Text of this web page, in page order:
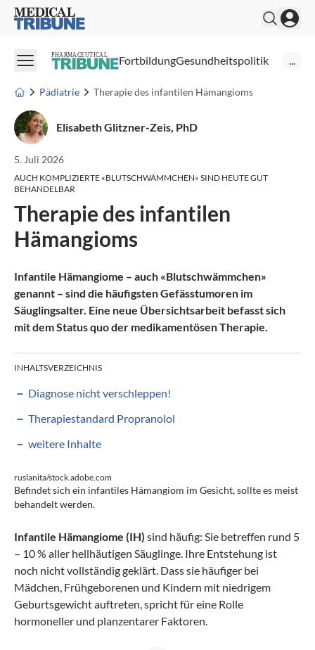
Medical Tribune
PHARMACEUTICAL FortbildungGesundheitspolitik ...
Pädiatrie Therapie des infantilen Hämangioms
Elisabeth Glitzner-Zeis, PhD
5. Juli 2026
AUCH KOMPLIZIERTE «BLUTSCHWÄMMCHEN» SIND HEUTE GUT
BEHANDELBAR
Therapie des infantilen
Hämangioms
Infantile Hämangiome – auch «Blutschwämmchen»
genannt – sind die häufigsten Gefässtumoren im
Säuglingsalter. Eine neue Übersichtsarbeit befasst sich
mit dem Status quo der medikamentösen Therapie.
INHALTSVERZEICHNIS
Diagnose nicht verschleppen!
Therapiestandard Propranolol
weitere Inhalte
ruslanita/stock.adobe.com
Befindet sich ein infantiles Hämangiom im Gesicht, sollte es meist
behandelt werden.
Infantile Hämangiome (IH) sind häufig: Sie betreffen rund 5
– 10 % aller hellhäutigen Säuglinge. Ihre Entstehung ist
noch nicht vollständig geklärt. Dass sie häufiger bei
Mädchen, Frühgeborenen und Kindern mit niedrigem
Geburtsgewicht auftreten, spricht für eine Rolle
hormoneller und planzentarer Faktoren.